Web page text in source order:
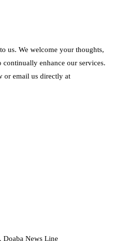
us. We welcome your thoughts,
continually enhance our services.
or email us directly at
Doaba News Line